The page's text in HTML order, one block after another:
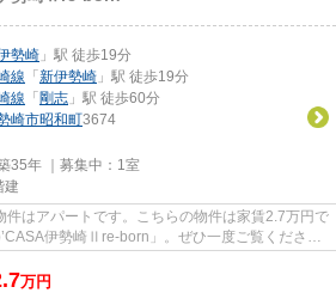
勢崎 」駅 徒歩19分
線 「 新伊勢崎 」駅 徒歩19分
線 「 剛志 」駅 徒歩60分
崎市昭和町3674
35年 ｜募集中： 1室
建
件はアパートです。こちらの物件は家賃2.7万円で
伊勢崎Ⅱre-born」。ぜひ一度ご覧くださ
...
万円